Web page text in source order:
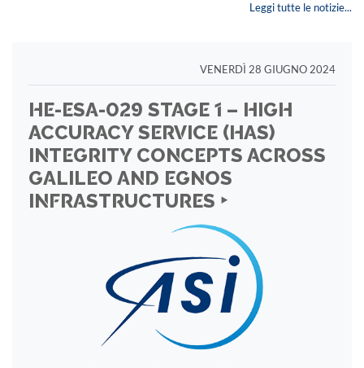
Leggi tutte le notizie...
VENERDÌ 28 GIUGNO 2024
HE-ESA-029 STAGE 1 – HIGH
ACCURACY SERVICE (HAS)
INTEGRITY CONCEPTS ACROSS
GALILEO AND EGNOS
INFRASTRUCTURES ‣